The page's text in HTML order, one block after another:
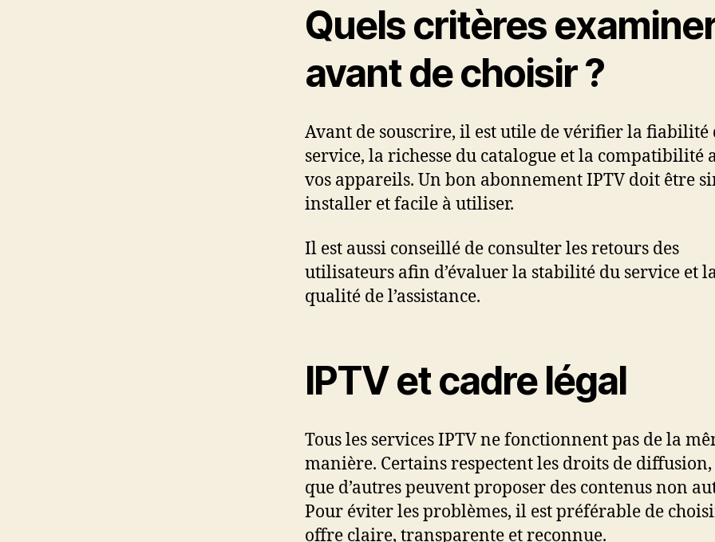
Quels critères
avant de choisir ?
Avant de souscrire, il est utile de vérifier la fiabilité
service, la richesse du catalogue et la compatibilité
vos appareils. Un bon abonnement IPTV doit être
installer et facile à utiliser.
Il est aussi conseillé de consulter les retours des
utilisateurs afin d’évaluer la stabilité du service et
qualité de l’assistance.
IPTV et cadre légal
Tous les services IPTV ne fonctionnent pas de la
manière. Certains respectent les droits de
que d’autres peuvent proposer des contenus non
Pour éviter les problèmes, il est préférable de
offre claire, transparente et reconnue.